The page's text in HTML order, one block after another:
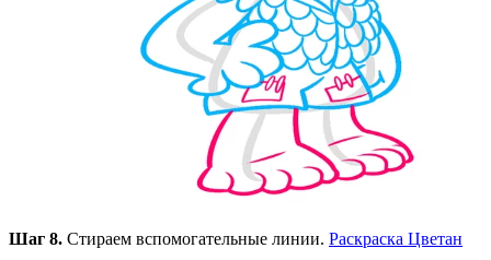
Шаг 8. Стираем вспомогательные линии. Раскраска Цветан